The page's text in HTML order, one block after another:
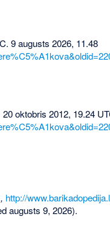
9 augusts 2026, 11.48
20 oktobris 2012, 19.24
http://
augusts 9, 2026).